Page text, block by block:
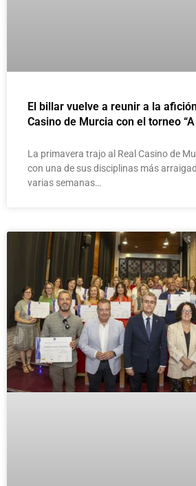
El billar vuelve a reunir a la
Casino de Murcia con el torneo
La primavera trajo al Real Casino de
con una de sus disciplinas más
varias semanas…